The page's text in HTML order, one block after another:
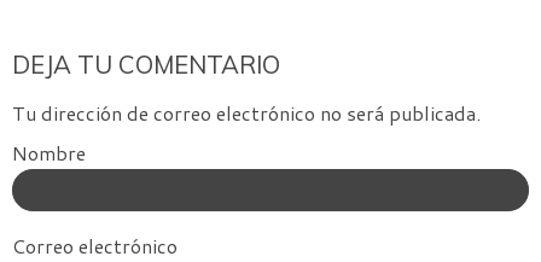
DEJA TU COMENTARIO
Tu dirección de correo electrónico no será publicada.
Nombre
Correo electrónico